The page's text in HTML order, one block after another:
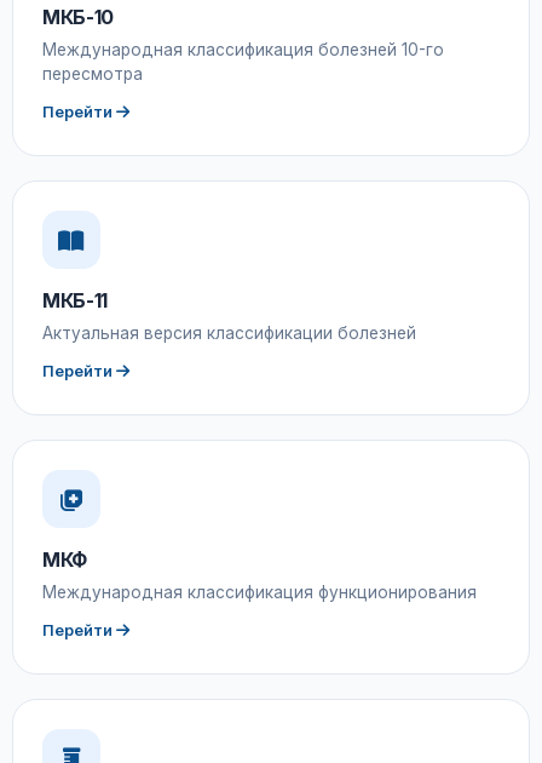
МКБ-10
Международная классификация болезней 10-го
пересмотра
Перейти
МКБ-11
Актуальная версия классификации болезней
Перейти
МКФ
Международная классификация функционирования
Перейти